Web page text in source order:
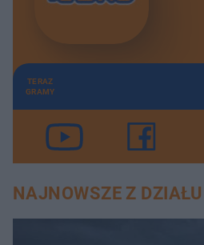
TERAZ
GRAMY
NAJNOWSZE Z